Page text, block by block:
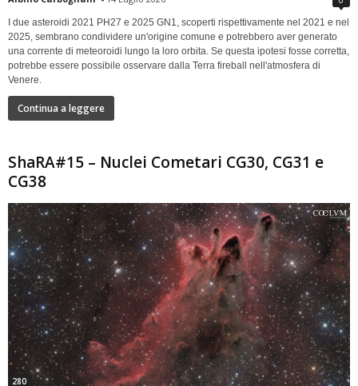
I due asteroidi 2021 PH27 e 2025 GN1, scoperti rispettivamente nel 2021 e nel
2025, sembrano condividere un'origine comune e potrebbero aver generato
una corrente di meteoroidi lungo la loro orbita. Se questa ipotesi fosse corretta,
potrebbe essere possibile osservare dalla Terra fireball nell'atmosfera di
Venere.
Continua a leggere
ShaRA#15 – Nuclei Cometari CG30, CG31 e
CG38
280